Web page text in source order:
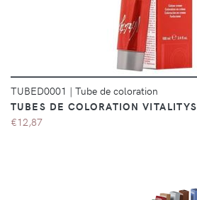
TUBED0001 | Tube de coloration
TUBES DE COLORATION VITALITYS
€12,87